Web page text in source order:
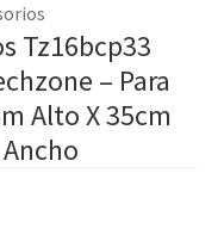
Tz16bcp33
– Para
Alto X 35cm